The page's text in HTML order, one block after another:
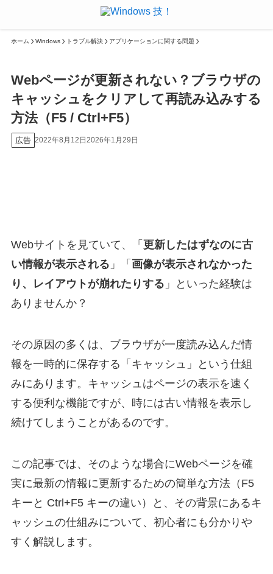
ホーム Windows トラブル解決 アプリケーションに関する問題
Webページが更新されない？ブラウザの
キャッシュをクリアして再読み込みする
方法（F5 / Ctrl+F5）
広告 2022年8月12日2026年1月29日
Webサイトを見ていて、「 更新したはずなのに古
い情報が表示される 」「 画像が表示されなかった
り、レイアウトが崩れたりする 」といった経験は
ありませんか？
その原因の多くは、ブラウザが一度読み込んだ情
報を一時的に保存する「キャッシュ」という仕組
みにあります。キャッシュはページの表示を速く
する便利な機能ですが、時には古い情報を表示し
続けてしまうことがあるのです。
この記事では、そのような場合にWebページを確
実に最新の情報に更新するための簡単な方法（F5
キーと Ctrl+F5 キーの違い）と、その背景にあるキ
ャッシュの仕組みについて、初心者にも分かりや
すく解説します。